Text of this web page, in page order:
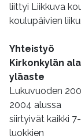
liittyi Liikkuva
koulupäivien
Yhteistyö
Kirkonkylän
yläaste
Lukuvuoden
2004 alussa
siirtyivät kaikki
luokkien